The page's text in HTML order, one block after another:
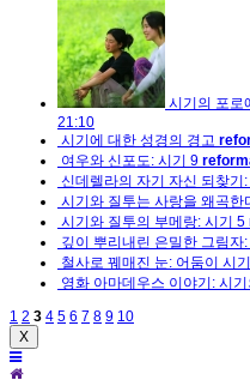
시기의 포로
21:10
시기에 대한 성경의 경고
여우와 신포도: 시기 9
신데렐라의 자기 자신 되찾기:
시기와 질투는 사랑을 왜곡한
시기와 질투의 부메랑: 시기 5
깊이 뿌리내린 은밀한 그림자:
철사로 꿰매진 눈: 어둠이 시
영화 아마데우스 이야기: 시
1 2 3 4 5 6 7 8 9 10
X